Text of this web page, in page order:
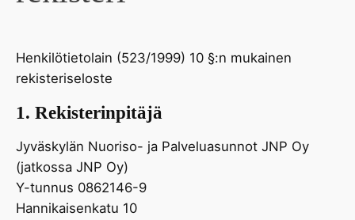
Henkilötietolain (523/1999) 10 §:n mukainen
rekisteriseloste
1. Rekisterinpitäjä
Jyväskylän Nuoriso- ja Palveluasunnot JNP Oy
(jatkossa JNP Oy)
Y-tunnus 0862146-9
Hannikaisenkatu 10